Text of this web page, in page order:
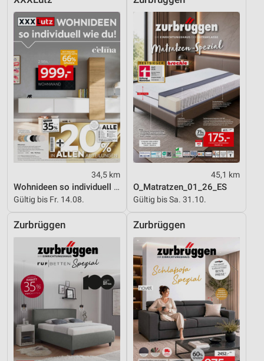
34,5 km
Wohnideen so individuell wie du!
Gültig bis Fr. 14.08.
45,1 km
O_Matratzen_01_26_ES
Gültig bis Sa. 31.10.
Zurbrüggen Zurbrüggen
Verwendung reduzierter Daten zur Auswahl von
Inhalten
IAB-Besonderheiten:
Verwendung genauer Standortdaten
Geräte anhand von aktiv angeforderten
Informationen identifizieren
Nicht-IAB-Verarbeitungszwecke:
Notwendig
Funktional